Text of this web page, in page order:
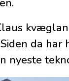
da
nyeste